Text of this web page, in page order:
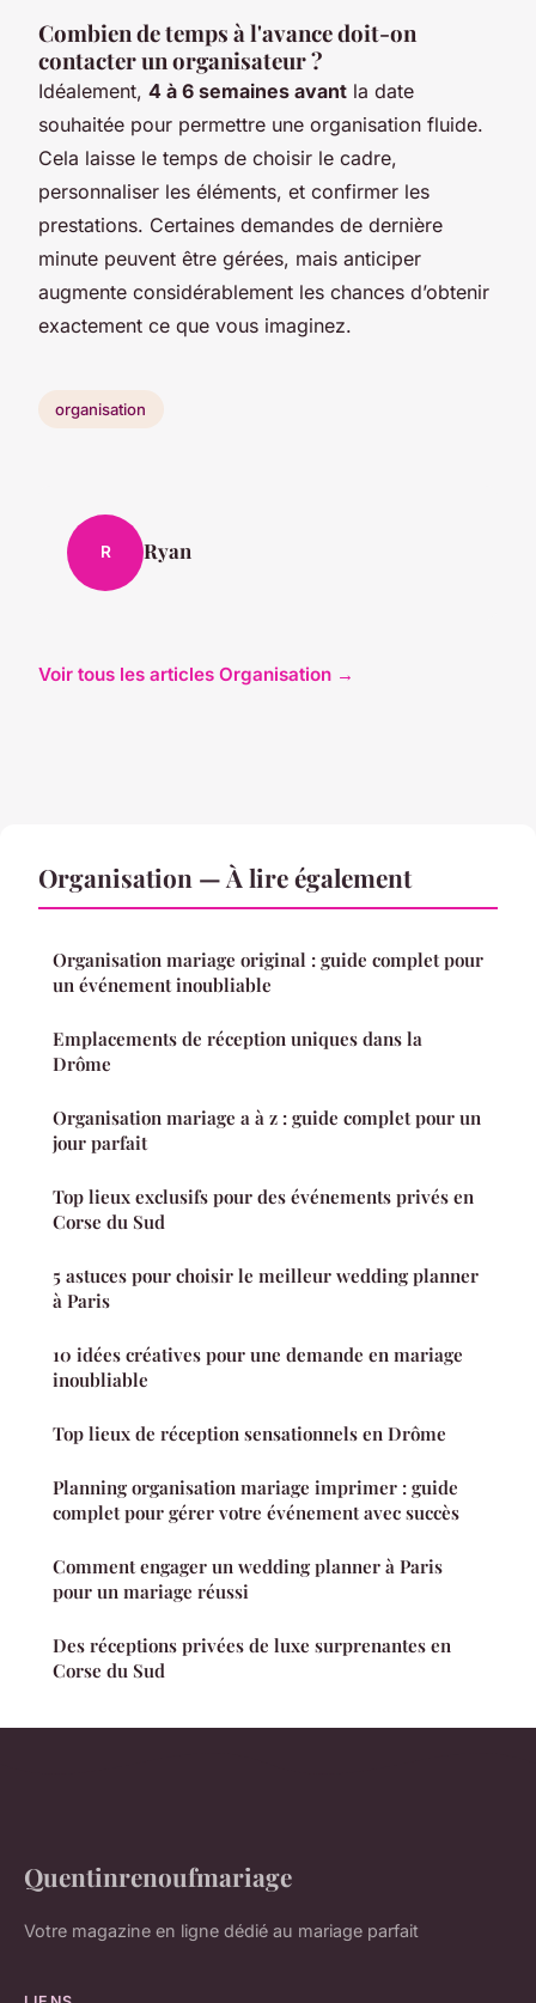
Combien de temps à l'avance doit-on
contacter un organisateur ?
Idéalement, 4 à 6 semaines avant la date
souhaitée pour permettre une organisation fluide.
Cela laisse le temps de choisir le cadre,
personnaliser les éléments, et confirmer les
prestations. Certaines demandes de dernière
minute peuvent être gérées, mais anticiper
augmente considérablement les chances d’obtenir
exactement ce que vous imaginez.
organisation
R Ryan
Voir tous les articles Organisation →
Organisation — À lire également
Organisation mariage original : guide complet pour
un événement inoubliable
Emplacements de réception uniques dans la
Drôme
Organisation mariage a à z : guide complet pour un
jour parfait
Top lieux exclusifs pour des événements privés en
Corse du Sud
5 astuces pour choisir le meilleur wedding planner
à Paris
10 idées créatives pour une demande en mariage
inoubliable
Top lieux de réception sensationnels en Drôme
Planning organisation mariage imprimer : guide
complet pour gérer votre événement avec succès
Comment engager un wedding planner à Paris
pour un mariage réussi
Des réceptions privées de luxe surprenantes en
Corse du Sud
Quentinrenoufmariage
Votre magazine en ligne dédié au mariage parfait